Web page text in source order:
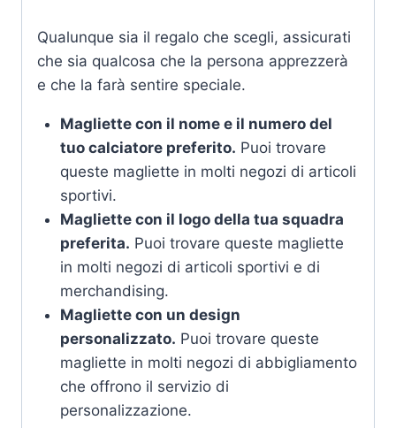
Qualunque sia il regalo che scegli, assicurati
che sia qualcosa che la persona apprezzerà
e che la farà sentire speciale.
Magliette con il nome e il numero del
tuo calciatore preferito. Puoi trovare
queste magliette in molti negozi di articoli
sportivi.
Magliette con il logo della tua squadra
preferita. Puoi trovare queste magliette
in molti negozi di articoli sportivi e di
merchandising.
Magliette con un design
personalizzato. Puoi trovare queste
magliette in molti negozi di abbigliamento
che offrono il servizio di
personalizzazione.